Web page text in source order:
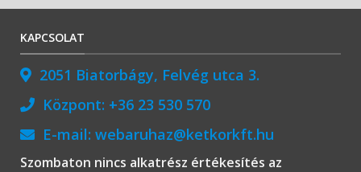
KAPCSOLAT
2051 Biatorbágy, Felvég utca 3.
Központ: +36 23 530 570
E-mail: webaruhaz@ketkorkft.hu
Szombaton nincs alkatrész értékesítés az